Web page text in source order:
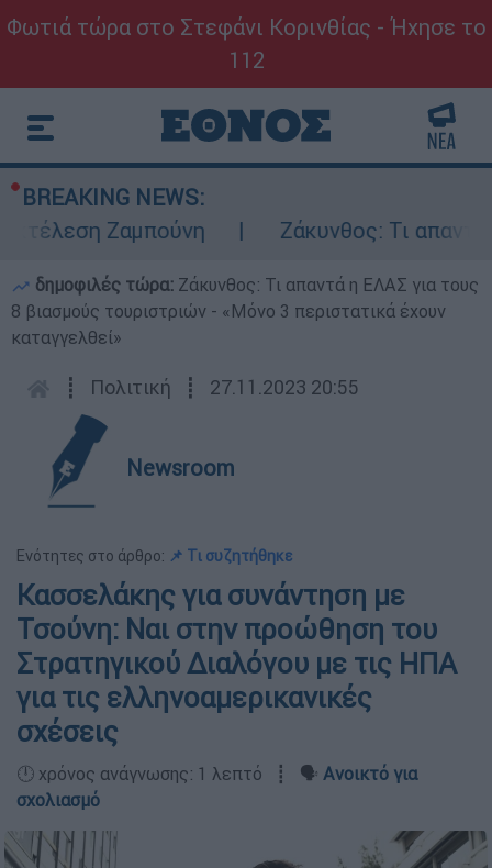
Φωτιά τώρα στο Στεφάνι Κορινθίας - Ήχησε το
112
BREAKING NEWS:
Ζαμπούνη
Ζάκυνθος: Τι απαντά
δημοφιλές τώρα: Ζάκυνθος: Τι απαντά η ΕΛΑΣ για τους
8 βιασμούς τουριστριών - «Μόνο 3 περιστατικά έχουν
καταγγελθεί»
┋ Πολιτική ┋ 27.11.2023 20:55
Newsroom
Ενότητες στο άρθρο: 📌 Τι συζητήθηκε
Κασσελάκης για συνάντηση με
Τσούνη: Ναι στην προώθηση του
Στρατηγικού Διαλόγου με τις ΗΠΑ
για τις ελληνοαμερικανικές
σχέσεις
🕛 χρόνος ανάγνωσης: 1 λεπτό ┋ 🗣️ Ανοικτό για
σχολιασμό